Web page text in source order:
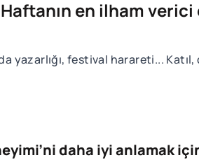
Haftanın en ilham
yazarlığı, festival harareti...
daha iyi anlamak